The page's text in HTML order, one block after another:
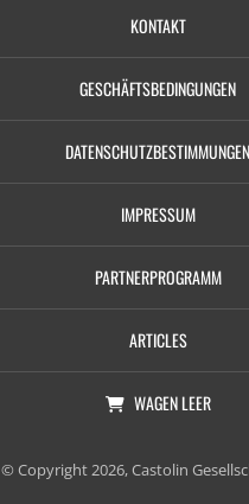
KONTAKT
GESCHÄFTSBEDINGUNGEN
DATENSCHUTZBESTIMMUNGEN
IMPRESSUM
PARTNERPROGRAMM
ARTICLES
WAGENLEER
© Copyright 2026, Castolin